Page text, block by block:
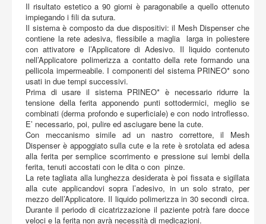
Il risultato estetico a 90 giorni è paragonabile a quello ottenuto
impiegando i fili da sutura.
Il sistema è composto da due dispositivi: il Mesh Dispenser che
contiene la rete adesiva, flessibile a maglia larga in poliestere
con attivatore e l’Applicatore di Adesivo. Il liquido contenuto
nell’Applicatore polimerizza a contatto della rete formando una
pellicola impermeabile. I componenti del sistema PRINEO* sono
usati in due tempi successivi.
Prima di usare il sistema PRINEO* è necessario ridurre la
tensione della ferita apponendo punti sottodermici, meglio se
combinati (derma profondo e superficiale) e con nodo introflesso.
E’ necessario, poi, pulire ed asciugare bene la cute.
Con meccanismo simile ad un nastro correttore, il Mesh
Dispenser è appoggiato sulla cute e la rete è srotolata ed adesa
alla ferita per semplice scorrimento e pressione sui lembi della
ferita, tenuti accostati con le dita o con pinze.
La rete tagliata alla lunghezza desiderata è poi fissata e sigillata
alla cute applicandovi sopra l’adesivo, in un solo strato, per
mezzo dell’Applicatore. Il liquido polimerizza in 30 secondi circa.
Durante il periodo di cicatrizzazione il paziente potrà fare docce
veloci e la ferita non avrà necessità di medicazioni.